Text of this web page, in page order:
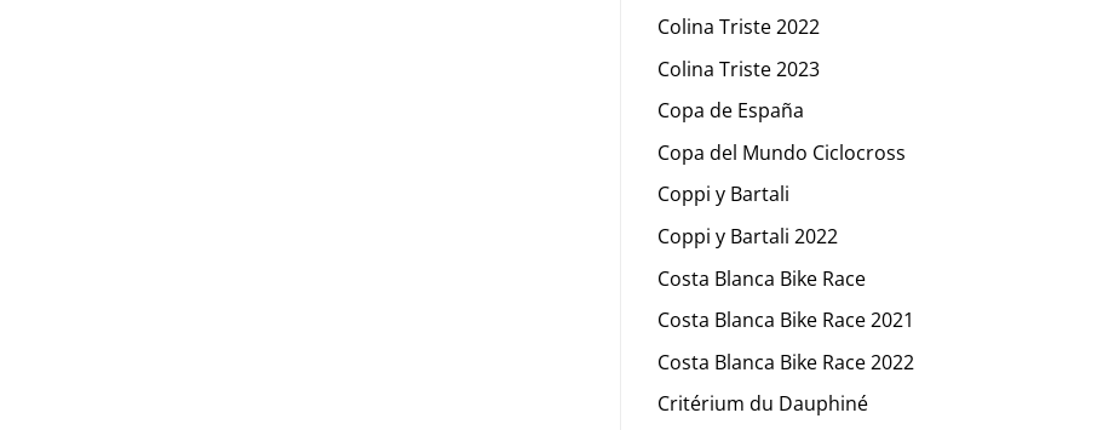
Colina Triste 2022
Colina Triste 2023
Copa de España
Copa del Mundo Ciclocross
Coppi y Bartali
Coppi y Bartali 2022
Costa Blanca Bike Race
Costa Blanca Bike Race 2021
Costa Blanca Bike Race 2022
Critérium du Dauphiné